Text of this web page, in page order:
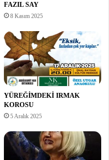
FAZIL SAY
8 Kasım 2025
YÜREĞİMDEKİ IRMAK
KOROSU
5 Aralık 2025